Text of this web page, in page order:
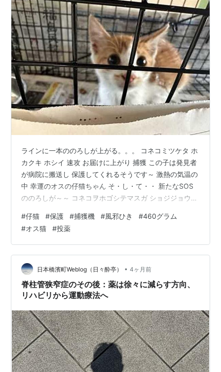
ラインに一本ののろしが上がる。。。 コネコミツケタ ホ
カクキ ホシイ 速攻 お届けに上がり 捕獲 この子は発見者
が病院に搬送し 保護してくれるそうです～ 激熱の気温の
中 幸運のオスの仔猫ちゃん そ・し・て・・ 新たなSOS
ののろしが～～ コネコヲホゴシテマスガ ショジジョウデ
済み 検便済みの子 風邪っぴきのオスの仔猫 1・5カ月ほ
ど 四時間ごとの投薬とシリンジ強制給仕 同伴出勤 昨夜
より すこーーーーーーーし 顔つきが良くなった がんば
れ 風邪猫猫 多頭飼育 継続中。。。。。 ランキング参加
中ねこ好きブログ ランキング参加中元保護犬・猫の…
#仔猫 #保護 #捕獲機 #風邪ひき #460グラム
#オス猫 #投薬
日本橋濱町Weblog（日々酔亭） • 4ヶ月前
脊柱管狭窄症のその後：薬は徐々に減らす方向、
リハビリから運動療法へ